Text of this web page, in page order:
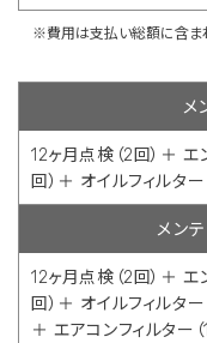
※費用は支払い総額に含ま
メ
12ヶ月点検（2回）＋ エ
回）＋ オイルフィルター
メン
12ヶ月点検（2回）＋ エ
回）＋ オイルフィルター
＋ エアコンフィルター